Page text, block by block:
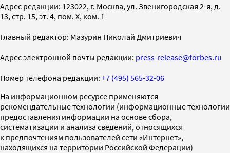
Адрес редакции: 123022, г. Москва, ул. Звенигородская 2-я, д.
13, стр. 15, эт. 4, пом. X, ком. 1
Главный редактор: Мазурин Николай Дмитриевич
Адрес электронной почты редакции: press-release@forbes.ru
Номер телефона редакции: +7 (495) 565-32-06
На информационном ресурсе применяются
рекомендательные технологии (информационные технологии
предоставления информации на основе сбора,
систематизации и анализа сведений, относящихся
к предпочтениям пользователей сети «Интернет»,
находящихся на территории Российской Федерации)